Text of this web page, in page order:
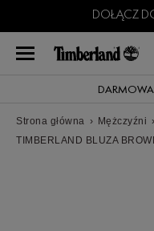
DOŁĄCZ
Strona główna › Mężczyźni ›
TIMBERLAND BLUZA